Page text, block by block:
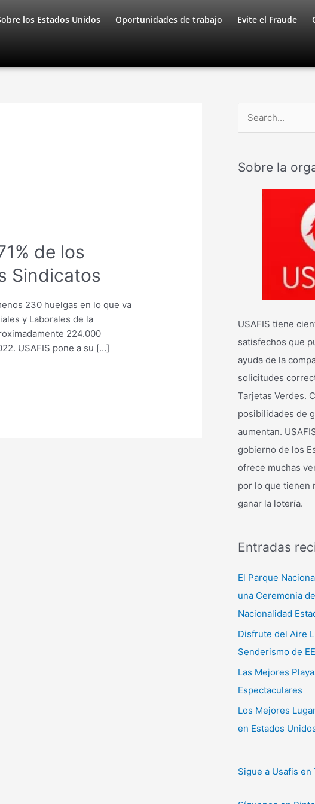
los Estados Unidos Oportunidades de trabajo Evite el Fraude
de los
Sindicatos
230 huelgas en lo que va
y Laborales de la
224.000
USAFIS pone a su […]
c
Sobre la
USAFIS tiene
satisfechos que
ayuda de la
solicitudes
Tarjetas Verdes.
posibilidades de
aumentan.
gobierno de los
ofrece muchas
por lo que tienen
ganar la lotería.
Entradas
El Parque
una Ceremonia
Nacionalidad
Disfrute del Aire
Senderismo de
Las Mejores
Espectaculares
Los Mejores
en Estados
Sigue a Usafis